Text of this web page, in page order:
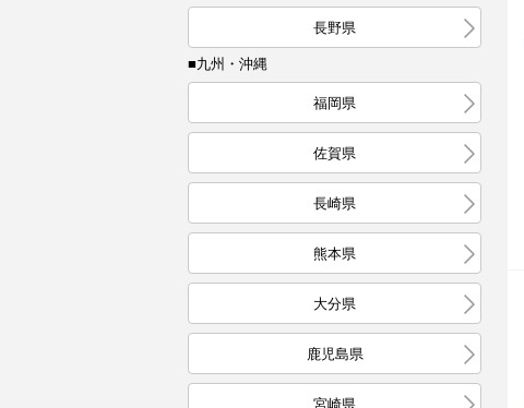
長野県
■九州・沖縄
福岡県
佐賀県
長崎県
熊本県
大分県
鹿児島県
宮崎県